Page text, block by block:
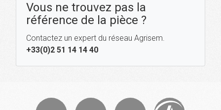
Vous ne trouvez pas la
référence de la pièce ?
Contactez un expert du réseau Agrisem.
+33(0)2 51 14 14 40